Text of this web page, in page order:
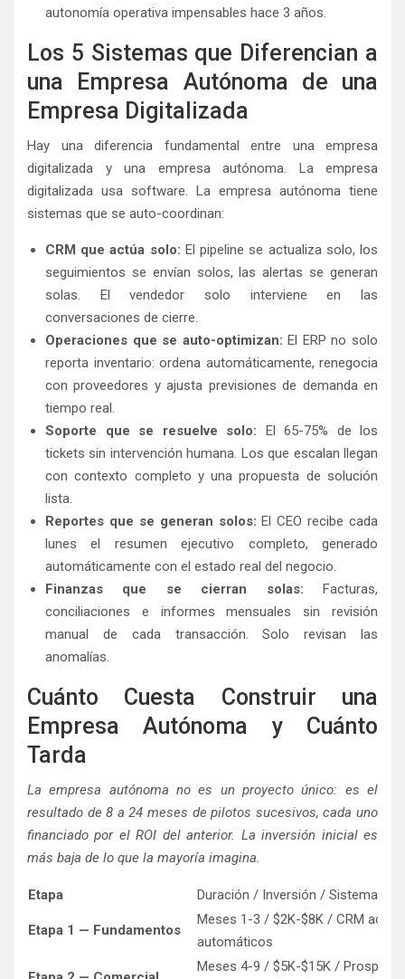
autonomía operativa impensables hace 3 años.
Los 5 Sistemas que Diferencian a
una Empresa Autónoma de una
Empresa Digitalizada
Hay una diferencia fundamental entre una empresa
digitalizada y una empresa autónoma. La empresa
digitalizada usa software. La empresa autónoma tiene
sistemas que se auto-coordinan:
CRM que actúa solo: El pipeline se actualiza solo, los
seguimientos se envían solos, las alertas se generan
solas. El vendedor solo interviene en las
conversaciones de cierre.
Operaciones que se auto-optimizan: El ERP no solo
reporta inventario: ordena automáticamente, renegocia
con proveedores y ajusta previsiones de demanda en
tiempo real.
Soporte que se resuelve solo: El 65-75% de los
tickets sin intervención humana. Los que escalan llegan
con contexto completo y una propuesta de solución
lista.
Reportes que se generan solos: El CEO recibe cada
lunes el resumen ejecutivo completo, generado
automáticamente con el estado real del negocio.
Finanzas que se cierran solas: Facturas,
conciliaciones e informes mensuales sin revisión
manual de cada transacción. Solo revisan las
anomalías.
Cuánto Cuesta Construir una
Empresa Autónoma y Cuánto
Tarda
La empresa autónoma no es un proyecto único: es el
resultado de 8 a 24 meses de pilotos sucesivos, cada uno
financiado por el ROI del anterior. La inversión inicial es
más baja de lo que la mayoría imagina.
Etapa Duración / Inversión / Sistema
Etapa 1 — Fundamentos
Meses 1-3 / $2K-$8K / CRM
automáticos
Meses 4-9 / $5K-$15K /